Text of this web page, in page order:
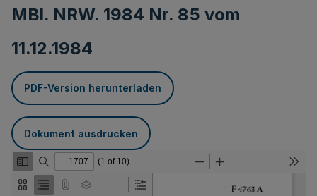
MBl. NRW. 1984 Nr. 85 vom
11.12.1984
PDF-Version herunterladen
Dokument ausdrucken